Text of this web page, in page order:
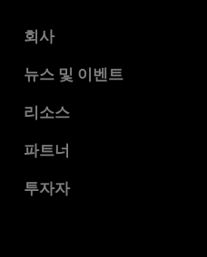
회사
AMD 소개
기업의 사회적 책임
채용
문의하기
뉴스 및 이벤트
뉴스룸
미디어 라이브러리
리소스
개발자 센트럴
사례 연구
파트너
AMD 파트너 허브
투자자